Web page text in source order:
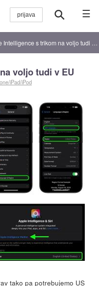
☰
s trikom na voljo tudi v EU
voljo tudi v EU
iPad/iPod
tako pa potrebujemo US